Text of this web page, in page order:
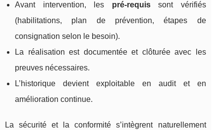
Avant intervention, les pré-requissont vérifiés
(habilitations, plan de prévention, étapes de
consignation selon le besoin).
La réalisation est documentée et clôturée avec les
preuves nécessaires.
L’historique devient exploitable en audit et en
amélioration continue.
La sécurité et la conformité s’intègrent naturellement